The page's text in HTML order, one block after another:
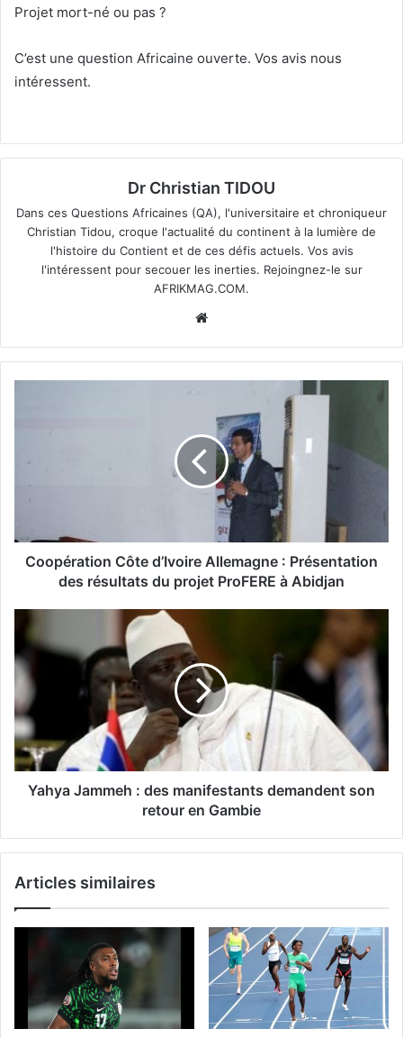
Projet mort-né ou pas ?
C’est une question Africaine ouverte. Vos avis nous
intéressent.
Dr Christian TIDOU
Dans ces Questions Africaines (QA), l'universitaire et chroniqueur
Christian Tidou, croque l'actualité du continent à la lumière de
l'histoire du Contient et de ces défis actuels. Vos avis
l'intéressent pour secouer les inerties. Rejoingnez-le sur
AFRIKMAG.COM.
Coopération Côte d’Ivoire Allemagne : Présentation
des résultats du projet ProFERE à Abidjan
Yahya Jammeh : des manifestants demandent son
retour en Gambie
Articles similaires